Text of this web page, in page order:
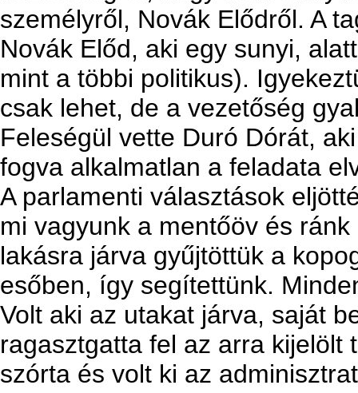
személyről, Novák Elődről. A
Novák Előd, aki egy sunyi,
mint a többi politikus).
csak lehet, de a vezetőség
Feleségül vette Duró Dórát,
fogva alkalmatlan a feladata
A parlamenti választások
mi vagyunk a mentőöv és
lakásra járva gyűjtöttük a
esőben, így segítettünk.
Volt aki az utakat járva, saját
ragasztgatta fel az arra kijelölt
szórta és volt ki az